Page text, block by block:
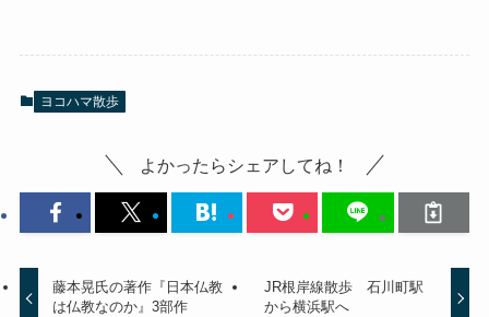
ヨコハマ散歩
よかったらシェアしてね！
藤本晃氏の著作『日本仏教
は仏教なのか』3部作
JR根岸線散歩 石川町駅
から横浜駅へ